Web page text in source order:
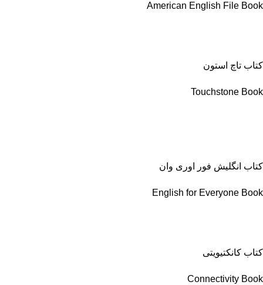
American English File Book
کتاب تاچ استون
Touchstone Book
کتاب انگلیش فور اوری وان
English for Everyone Book
کتاب کانکتیویتی
Connectivity Book